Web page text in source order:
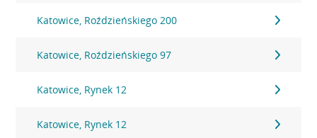
Katowice, Roździeńskiego 200
Katowice, Roździeńskiego 97
Katowice, Rynek 12
Katowice, Rynek 12